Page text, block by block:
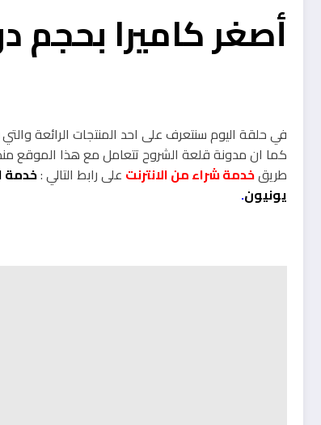
أصغر كاميرا بحجم
في حلقة اليوم سنتعرف على احد المنتجات الرائعة
كما ان مدونة قلعة الشروح تتعامل مع هذا الموقع
طريقخدمة شراء من الانترنت على رابط التالي :خدمة
يونيون.